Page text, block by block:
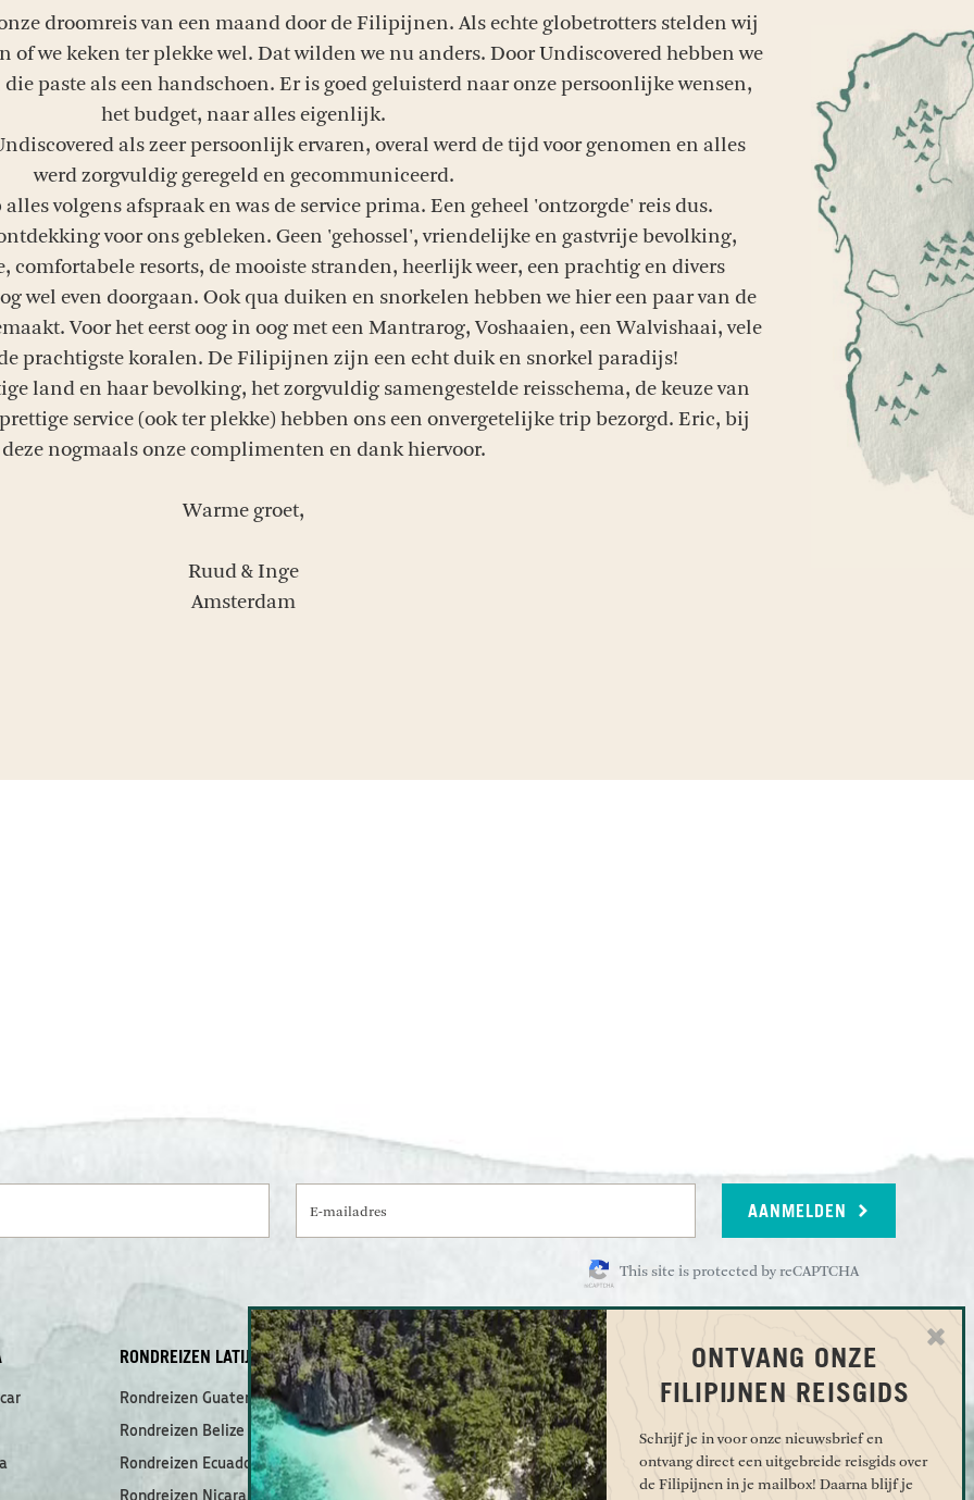
droomreis van een maand door de Filipijnen. Als echte globetrotters stelden wij
of we keken ter plekke wel. Dat wilden we nu anders. Door Undiscovered hebben we
paste als een handschoen. Er is goed geluisterd naar onze persoonlijke wensen,
het budget, naar alles eigenlijk.
als zeer persoonlijk ervaren, overal werd de tijd voor genomen en alles
werd zorgvuldig geregeld en gecommuniceerd.
volgens afspraak en was de service prima. Een geheel 'ontzorgde' reis dus.
voor ons gebleken. Geen 'gehossel', vriendelijke en gastvrije bevolking,
comfortabele resorts, de mooiste stranden, heerlijk weer, een prachtig en divers
wel even doorgaan. Ook qua duiken en snorkelen hebben we hier een paar van de
Voor het eerst oog in oog met een Mantrarog, Voshaaien, een Walvishaai, vele
prachtigste koralen. De Filipijnen zijn een echt duik en snorkel paradijs!
land en haar bevolking, het zorgvuldig samengestelde reisschema, de keuze van
service (ook ter plekke) hebben ons een onvergetelijke trip bezorgd. Eric, bij
deze nogmaals onze complimenten en dank hiervoor.
Warme groet,
Ruud & Inge
Amsterdam
AANMELDEN
This site is protected by reCAPTCHA
RONDREIZEN LATIJNS-AMERIKA
Rondreizen Guatemala
Rondreizen Belize
Rondreizen Ecuador
Rondreizen Nicaragua
MEEST GELEZEN
Dit zijn de mooiste eilanden van
de Filipijnen!
De ultieme reisgids voor Etosha
National Park
Meerdaagse bootexpeditie met
OVER UNDISCOVERED
Contact
In de media
Reviews
Vacatures
ONTVANG ONZE
FILIPIJNEN REISGIDS
Schrijf je in voor onze nieuwsbrief en
ontvang direct een uitgebreide reisgids over
de Filipijnen in je mailbox! Daarna blijf je